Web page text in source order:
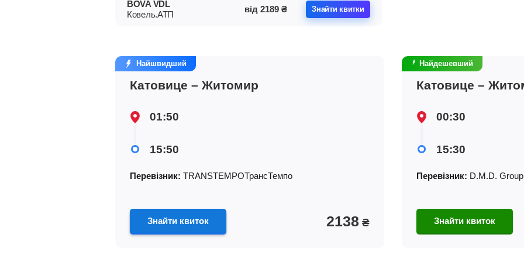
BOVA VDL
Ковель.АТП
від 2189 ₴ Знайти квитки
Найшвидший
Катовице – Житомир
01:50
15:50
Перевізник: TRANSTEMPOТрансТемпо
Знайти квиток 2138 ₴
Найдешевший
Катовице –
00:30
15:30
Перевізник: D.M.D. Group
Знайти квиток